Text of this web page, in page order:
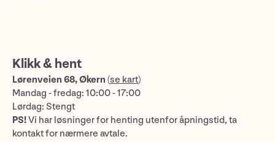
Klikk & hent
Lørenveien 68, Økern (se kart)
Mandag - fredag: 10:00 - 17:00
Lørdag: Stengt
PS!Vi har løsninger for henting utenfor åpningstid, ta
kontakt for nærmere avtale.